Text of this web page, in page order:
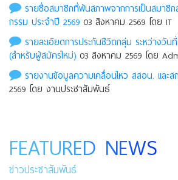
รายชื่อสมาชิกที่พ้นสภาพจากการเป็นสมาชิ
กรรม ประจําปี 2569 03 สิงหาคม 2569 โดย IT
รายละเอียดการประกันชีวิตกลุ่ม ระหว่างวั
(สำหรับผู้สมัครใหม่) 03 สิงหาคม 2569 โดย
รายงานข้อมูลความเคลื่อนไหว สสอน. เเละ
2569 โดย งานประชาสัมพันธ์
FEATURED NEWS
ข่าวประชาสัมพันธ์